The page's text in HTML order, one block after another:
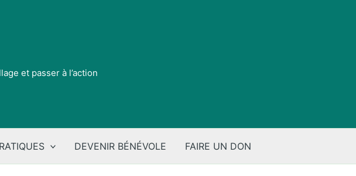
et passer à l’action
DEVENIR BÉNÉVOLE FAIRE UN DON